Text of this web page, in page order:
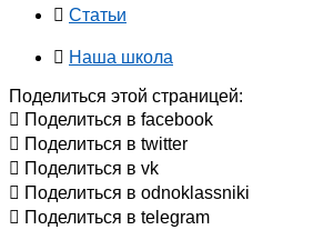
Статьи
Наша школа
Поделиться этой страницей:
Поделиться в facebook
Поделиться в twitter
Поделиться в vk
Поделиться в odnoklassniki
Поделиться в telegram